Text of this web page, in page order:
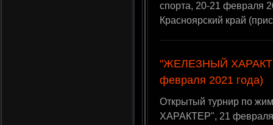
спорта, 20-21 февраля
Красноярский край
"ЖЕЛЕЗНЫЙ
февраля 2021 года)
Открытый турнир по
ХАРАКТЕР", 21 февраля